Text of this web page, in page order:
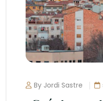
By Jordi Sastre